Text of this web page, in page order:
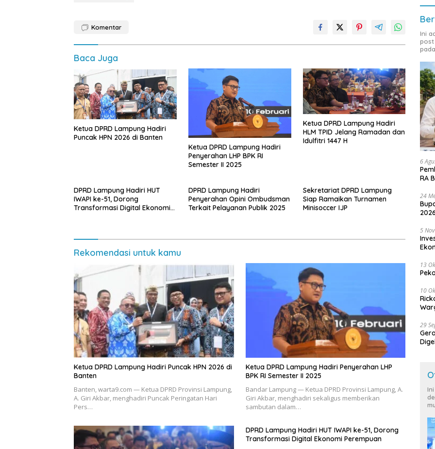
Komentar
Baca Juga
Ketua DPRD Lampung Hadiri
Puncak HPN 2026 di Banten
Ketua DPRD Lampung Hadiri
Penyerahan LHP BPK RI
Semester II 2025
Ketua DPRD Lampung Hadiri
HLM TPID Jelang Ramadan dan
Idulfitri 1447 H
DPRD Lampung Hadiri HUT
IWAPI ke-51, Dorong
Transformasi Digital Ekonomi
DPRD Lampung Hadiri
Penyerahan Opini Ombudsman
Terkait Pelayanan Publik 2025
Sekretariat DPRD Lampung
Siap Ramaikan Turnamen
Minisoccer IJP
Rekomendasi untuk kamu
Ketua DPRD Lampung Hadiri Puncak HPN 2026 di
Banten
Banten, warta9.com — Ketua DPRD Provinsi Lampung,
A. Giri Akbar, menghadiri Puncak Peringatan Hari
Pers…
Ketua DPRD Lampung Hadiri Penyerahan LHP
BPK RI Semester II 2025
Bandar Lampung — Ketua DPRD Provinsi Lampung, A.
Giri Akbar, menghadiri sekaligus memberikan
sambutan dalam…
DPRD Lampung Hadiri HUT IWAPI ke-51, Dorong
Transformasi Digital Ekonomi Perempuan
Ini
post
6
RA
24
5
13
10
29